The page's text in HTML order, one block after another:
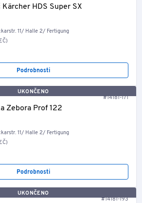
HDS Super SX
11/ Halle 2/ Fertigung
Podrobnosti
UKONČENO
#14181-171
Zebora Prof 122
11/ Halle 2/ Fertigung
Podrobnosti
UKONČENO
#14181-193